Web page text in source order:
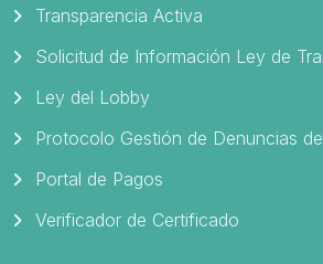
Transparencia Activa
Solicitud de Información Ley de
Ley del Lobby
Protocolo Gestión de Denuncias
Portal de Pagos
Verificador de Certificado